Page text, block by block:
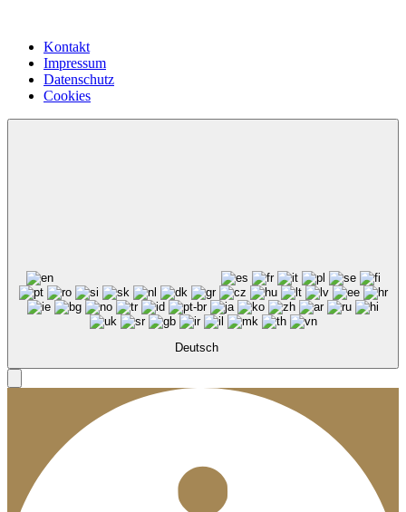
Kontakt
Impressum
Datenschutz
Cookies
Deutsch